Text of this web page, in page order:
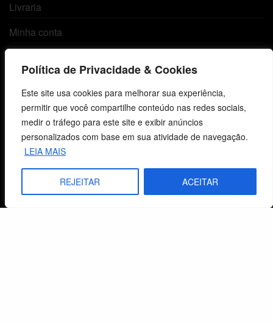
Política de Privacidade & Cookies
Este site usa cookies para melhorar sua experiência,
permitir que você compartilhe conteúdo nas redes sociais,
medir o tráfego para este site e exibir anúncios
personalizados com base em sua atividade de navegação.
LEIA MAIS
REJEITAR ACEITAR
Livraria
Minha conta
Termos e Condições
Centro de Estudos Bíblicos
CNPJ: 29.832.607/0001-10
São Leopoldo, RS, Brasil